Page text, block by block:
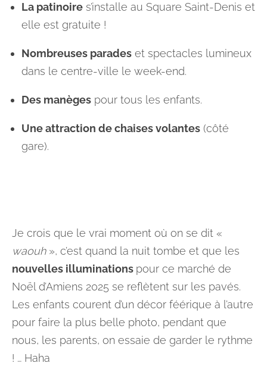
La patinoire s’installe au Square Saint-Denis et
elle est gratuite !
Nombreuses parades et spectacles lumineux
dans le centre-ville le week-end.
Des manèges pour tous les enfants.
Une attraction de chaises volantes (côté
gare).
Je crois que le vrai moment où on se dit «
waouh », c’est quand la nuit tombe et que les
nouvelles illuminations pour ce marché de
Noël d’Amiens 2025 se reflètent sur les pavés.
Les enfants courent d’un décor féérique à l’autre
pour faire la plus belle photo, pendant que
nous, les parents, on essaie de garder le rythme
! … Haha